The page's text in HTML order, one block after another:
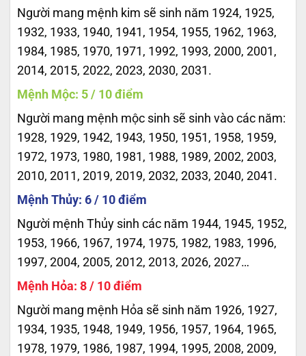
Người mang mệnh kim sẽ sinh năm 1924, 1925,
1932, 1933, 1940, 1941, 1954, 1955, 1962, 1963,
1984, 1985, 1970, 1971, 1992, 1993, 2000, 2001,
2014, 2015, 2022, 2023, 2030, 2031.
Mệnh Mộc: 5 / 10 điểm
Người mang mệnh mộc sinh sẽ sinh vào các năm:
1928, 1929, 1942, 1943, 1950, 1951, 1958, 1959,
1972, 1973, 1980, 1981, 1988, 1989, 2002, 2003,
2010, 2011, 2019, 2019, 2032, 2033, 2040, 2041.
Mệnh Thủy: 6 / 10 điểm
Người mệnh Thủy sinh các năm 1944, 1945, 1952,
1953, 1966, 1967, 1974, 1975, 1982, 1983, 1996,
1997, 2004, 2005, 2012, 2013, 2026, 2027…
Mệnh Hỏa: 8 / 10 điểm
Người mang mệnh Hỏa sẽ sinh năm 1926, 1927,
1934, 1935, 1948, 1949, 1956, 1957, 1964, 1965,
1978, 1979, 1986, 1987, 1994, 1995, 2008, 2009,